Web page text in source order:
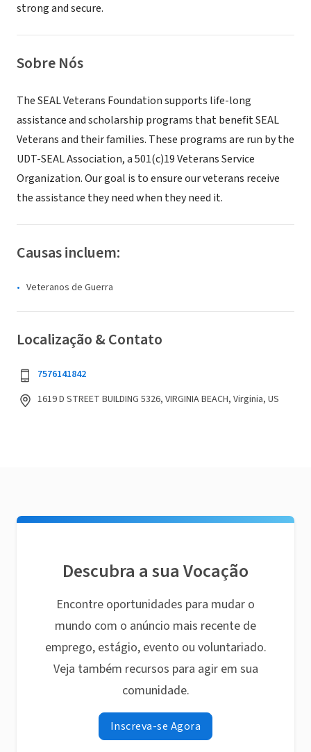
strong and secure.
Sobre Nós
The SEAL Veterans Foundation supports life-long
assistance and scholarship programs that benefit SEAL
Veterans and their families. These programs are run by the
UDT-SEAL Association, a 501(c)19 Veterans Service
Organization. Our goal is to ensure our veterans receive
the assistance they need when they need it.
Causas incluem:
Veteranos de Guerra
Localização & Contato
7576141842
1619 D STREET BUILDING 5326, VIRGINIA BEACH, Virginia, US
Descubra a sua Vocação
Encontre oportunidades para mudar o
mundo com o anúncio mais recente de
emprego, estágio, evento ou voluntariado.
Veja também recursos para agir em sua
comunidade.
Inscreva-se Agora